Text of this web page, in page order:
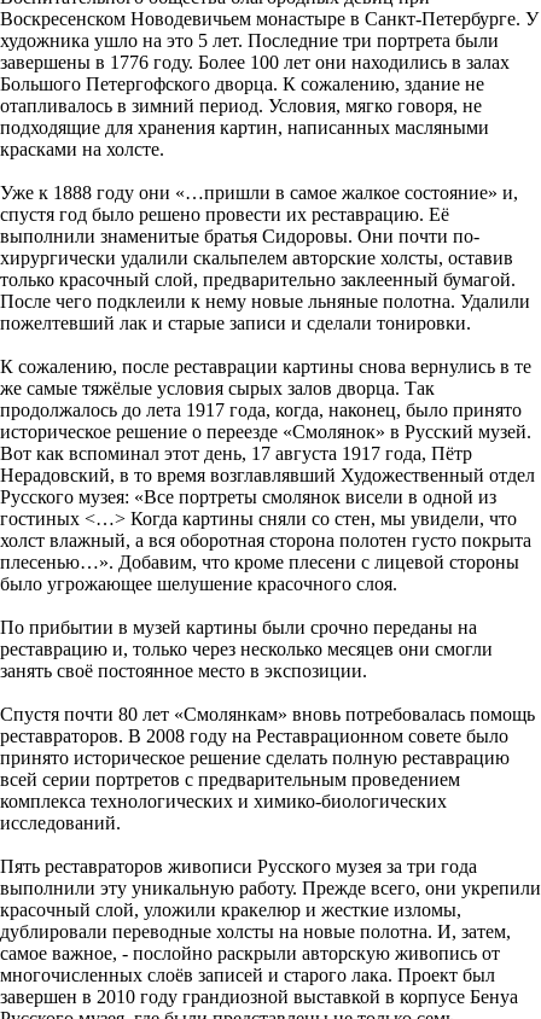
Воскресенском Новодевичьем монастыре в Санкт-Петербурге. У
художника ушло на это 5 лет. Последние три портрета были
завершены в 1776 году. Более 100 лет они находились в залах
Большого Петергофского дворца. К сожалению, здание не
отапливалось в зимний период. Условия, мягко говоря, не
подходящие для хранения картин, написанных масляными
красками на холсте.
Уже к 1888 году они «…пришли в самое жалкое состояние» и,
спустя год было решено провести их реставрацию. Её
выполнили знаменитые братья Сидоровы. Они почти по-
хирургически удалили скальпелем авторские холсты, оставив
только красочный слой, предварительно заклеенный бумагой.
После чего подклеили к нему новые льняные полотна. Удалили
пожелтевший лак и старые записи и сделали тонировки.
К сожалению, после реставрации картины снова вернулись в те
же самые тяжёлые условия сырых залов дворца. Так
продолжалось до лета 1917 года, когда, наконец, было принято
историческое решение о переезде «Смолянок» в Русский музей.
Вот как вспоминал этот день, 17 августа 1917 года, Пётр
Нерадовский, в то время возглавлявший Художественный отдел
Русского музея: «Все портреты смолянок висели в одной из
гостиных <…> Когда картины сняли со стен, мы увидели, что
холст влажный, а вся оборотная сторона полотен густо покрыта
плесенью…». Добавим, что кроме плесени с лицевой стороны
было угрожающее шелушение красочного слоя.
По прибытии в музей картины были срочно переданы на
реставрацию и, только через несколько месяцев они смогли
занять своё постоянное место в экспозиции.
Спустя почти 80 лет «Смолянкам» вновь потребовалась помощь
реставраторов. В 2008 году на Реставрационном совете было
принято историческое решение сделать полную реставрацию
всей серии портретов с предварительным проведением
комплекса технологических и химико-биологических
исследований.
Пять реставраторов живописи Русского музея за три года
выполнили эту уникальную работу. Прежде всего, они укрепили
красочный слой, уложили кракелюр и жесткие изломы,
дублировали переводные холсты на новые полотна. И, затем,
самое важное, - послойно раскрыли авторскую живопись от
многочисленных слоёв записей и старого лака. Проект был
завершен в 2010 году грандиозной выставкой в корпусе Бенуа